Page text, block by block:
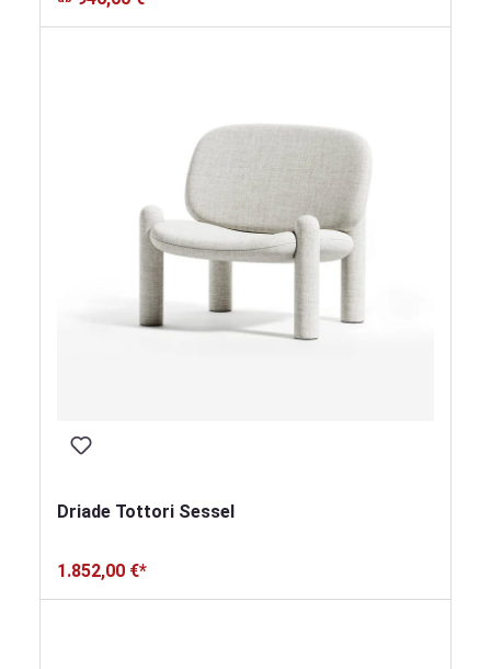
Driade Tottori Sessel
1.852,00 €*